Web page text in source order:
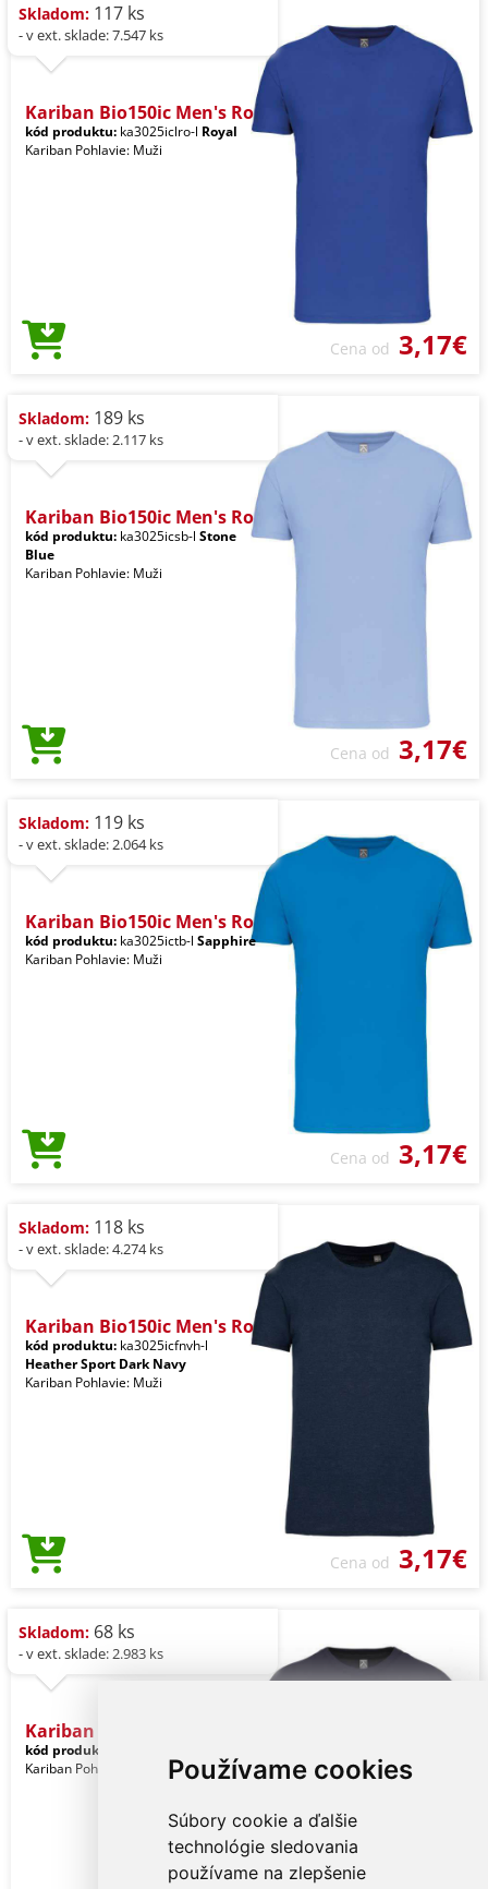
Používame cookies
Súbory cookie a ďalšie
technológie sledovania
používame na zlepšenie
Skladom: 117 ks
- v ext. sklade: 7.547 ks
Kariban Bio150ic Men's Ro
kód produktu: ka3025iclro-l Royal
Kariban Pohlavie: Muži
Cena od 3,17€
Skladom: 189 ks
- v ext. sklade: 2.117 ks
Kariban Bio150ic Men's Ro
kód produktu: ka3025icsb-l Stone
Blue
Kariban Pohlavie: Muži
Cena od 3,17€
Skladom: 119 ks
- v ext. sklade: 2.064 ks
Kariban Bio150ic Men's Ro
kód produktu: ka3025ictb-l Sapphire
Kariban Pohlavie: Muži
Cena od 3,17€
Skladom: 118 ks
- v ext. sklade: 4.274 ks
Kariban Bio150ic Men's Ro
kód produktu: ka3025icfnvh-l
Heather Sport Dark Navy
Kariban Pohlavie: Muži
Cena od 3,17€
Skladom: 68 ks
- v ext. sklade: 2.983 ks
Kariban Bio150ic Men's Ro
kód produktu:
Kariban Pohlavie: Muži